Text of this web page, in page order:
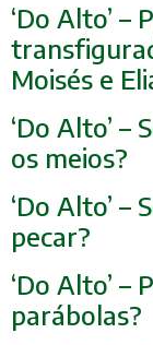
‘Do Alto’ –
Moisés e
‘Do Alto’
os meios?
‘Do Alto’ –
pecar?
‘Do Alto’ –
parábolas?